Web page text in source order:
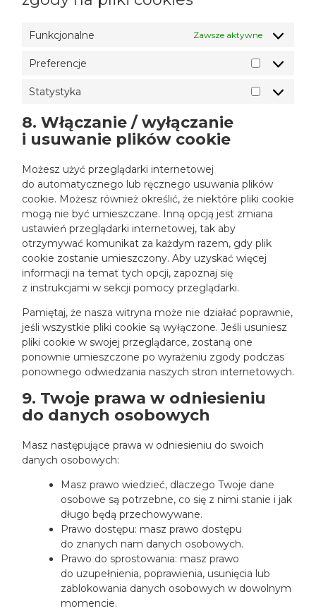
-
s
Funkcjonalne Zawsze aktywne
Preferencje
e
Statystyka
k
a
8. Włączanie / wyłączanie
i usuwanie plików cookie
Możesz użyć przeglądarki internetowej
do automatycznego lub ręcznego usuwania plików
cookie. Możesz również określić, że niektóre pliki cookie
mogą nie być umieszczane. Inną opcją jest zmiana
ustawień przeglądarki internetowej, tak aby
otrzymywać komunikat za każdym razem, gdy plik
cookie zostanie umieszczony. Aby uzyskać więcej
informacji na temat tych opcji, zapoznaj się
z instrukcjami w sekcji pomocy przeglądarki.
Pamiętaj, że nasza witryna może nie działać poprawnie,
jeśli wszystkie pliki cookie są wyłączone. Jeśli usuniesz
pliki cookie w swojej przeglądarce, zostaną one
ponownie umieszczone po wyrażeniu zgody podczas
ponownego odwiedzania naszych stron internetowych.
9. Twoje prawa w odniesieniu
do danych osobowych
Masz następujące prawa w odniesieniu do swoich
danych osobowych:
Masz prawo wiedzieć, dlaczego Twoje dane
osobowe są potrzebne, co się z nimi stanie i jak
długo będą przechowywane.
Prawo dostępu: masz prawo dostępu
do znanych nam danych osobowych.
Prawo do sprostowania: masz prawo
do uzupełnienia, poprawienia, usunięcia lub
zablokowania danych osobowych w dowolnym
momencie.